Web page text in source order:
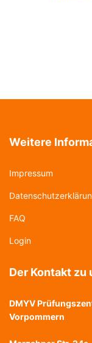
Weitere
Impressum
FAQ
Login
Der Kontakt zu
DMYV
Vorpommern